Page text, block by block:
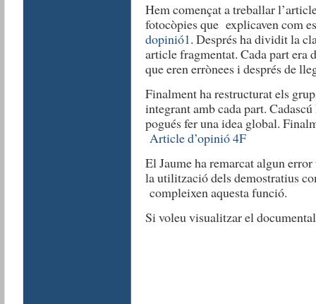
Hem començat a treballar
fotocòpies que explicaven com
dopinió1. Després ha dividit la
article fragmentat. Cada part era
que eren errònees i després de
Finalment ha restructurat els
integrant amb cada part.
pogués fer una idea global.
Article d’opinió 4F
El Jaume ha remarcat algun
la utilització dels demostratius
compleixen aquesta funció.
Si voleu visualitzar el